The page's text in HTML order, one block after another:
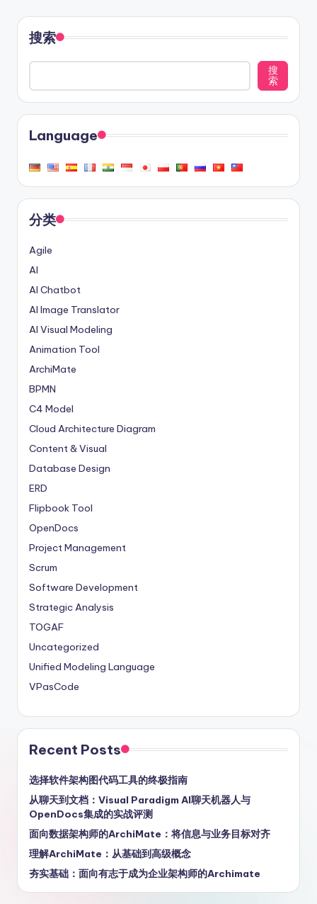
搜索
搜
索
Language
分类
Agile
AI
AI Chatbot
AI Image Translator
AI Visual Modeling
Animation Tool
ArchiMate
BPMN
C4 Model
Cloud Architecture Diagram
Content & Visual
Database Design
ERD
Flipbook Tool
OpenDocs
Project Management
Scrum
Software Development
Strategic Analysis
TOGAF
Uncategorized
Unified Modeling Language
VPasCode
Recent Posts
选择软件架构图代码工具的终极指南
从聊天到文档：Visual Paradigm AI聊天机器人与
OpenDocs集成的实战评测
面向数据架构师的ArchiMate：将信息与业务目标对齐
理解ArchiMate：从基础到高级概念
夯实基础：面向有志于成为企业架构师的Archimate